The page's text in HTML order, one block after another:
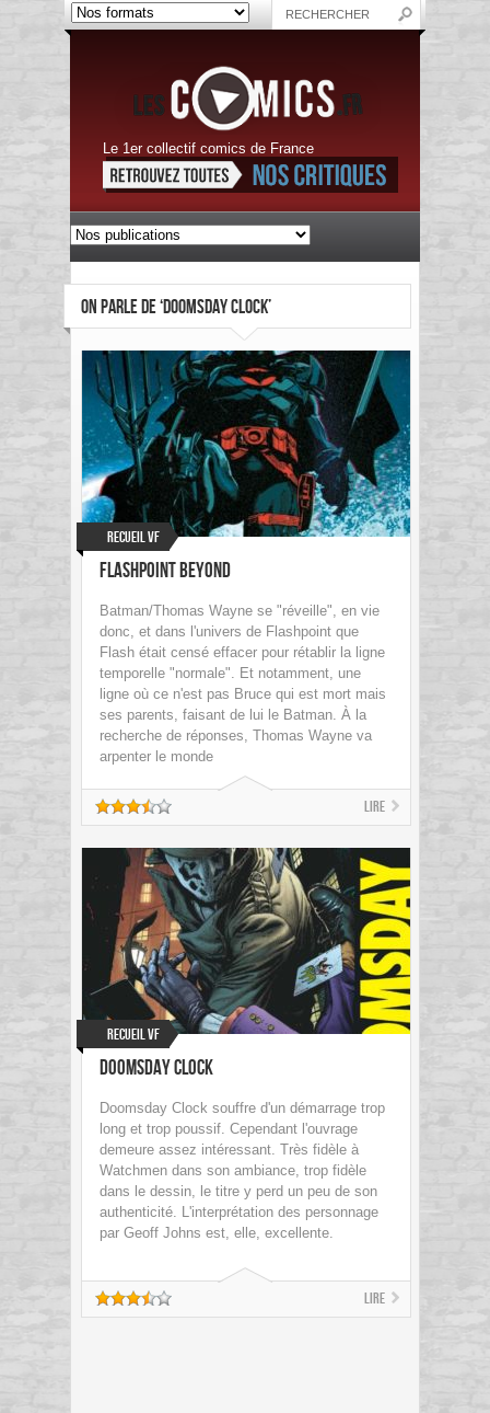
Le 1er collectif comics de France
ON PARLE DE ‘DOOMSDAY CLOCK’
Recueil VF
Flashpoint Beyond
Batman/Thomas Wayne se "réveille", en vie
donc, et dans l'univers de Flashpoint que
Flash était censé effacer pour rétablir la ligne
temporelle "normale". Et notamment, une
ligne où ce n'est pas Bruce qui est mort mais
ses parents, faisant de lui le Batman. À la
recherche de réponses, Thomas Wayne va
arpenter le monde
Lire
Recueil VF
Doomsday Clock
Doomsday Clock souffre d'un démarrage trop
long et trop poussif. Cependant l'ouvrage
demeure assez intéressant. Très fidèle à
Watchmen dans son ambiance, trop fidèle
dans le dessin, le titre y perd un peu de son
authenticité. L'interprétation des personnage
par Geoff Johns est, elle, excellente.
Lire